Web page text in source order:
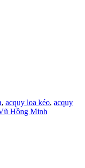
, acquy loa kéo, acquy
Hồng Minh